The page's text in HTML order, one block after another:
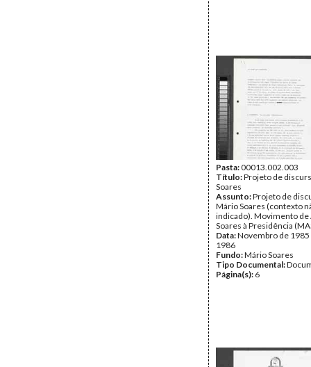
Pasta:00013.002.003
Título:Projeto de
Soares
Assunto:Projeto de
Mário Soares (contexto
indicado). Movimento de
Soares à Presidência
Data:Novembro de 1985
1986
Fundo:Mário Soares
Tipo Documental:
Página(s): 6